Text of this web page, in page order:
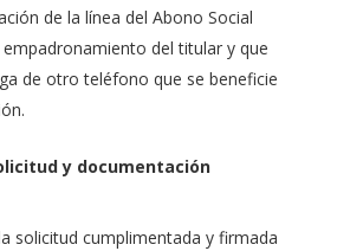
de la línea del Abono Social
del titular y que
de otro teléfono que se beneficie
y documentación
solicitud cumplimentada y firmada